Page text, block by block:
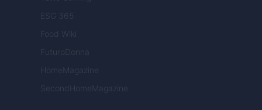
ESG 365
Food Wiki
FuturoDonna
HomeMagazine
SecondHomeMagazine